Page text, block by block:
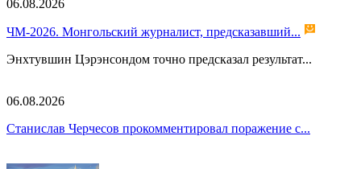
06.08.2026
ЧМ-2026. Монгольский журналист, предсказавший...
Энхтувшин Цэрэнсондом точно предсказал результат...
06.08.2026
Станислав Черчесов прокомментировал поражение с...